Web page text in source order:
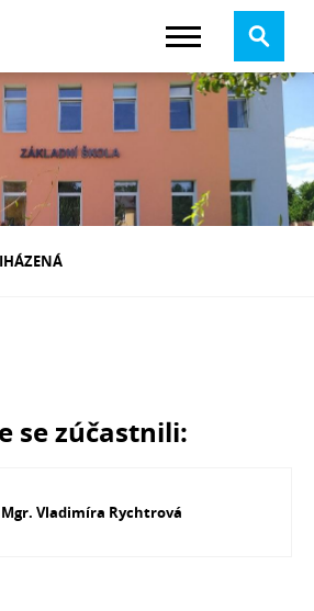
se zúčastnili:
Mgr. Vladimíra Rychtrová